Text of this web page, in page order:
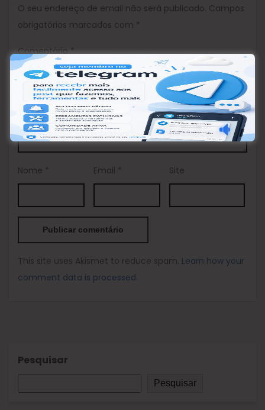
O seu endereço de email não será publicado. Campos
obrigatórios marcados com *
Comentário*
Nome * Email * Site
This site uses Akismet to reduce spam. Learn how your
comment data is processed.
Pesquisar
Pesquisar